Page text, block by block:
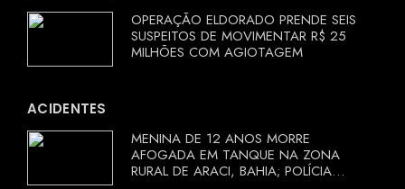
OPERAÇÃO ELDORADO PRENDE SEIS
SUSPEITOS DE MOVIMENTAR R$ 25
MILHÕES COM AGIOTAGEM
ACIDENTES
MENINA DE 12 ANOS MORRE
AFOGADA EM TANQUE NA ZONA
RURAL DE ARACI, BAHIA; POLÍCIA